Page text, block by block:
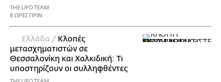
THE LIFO TEAM
8 ΩΡΕΣ ΠΡΙΝ
Ελλάδα / Κλοπές
μετασχηματιστών σε
Θεσσαλονίκη και Χαλκιδική: Τι
υποστηρίζουν οι συλληφθέντες